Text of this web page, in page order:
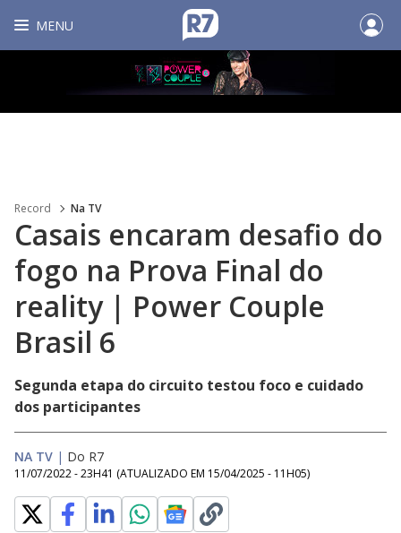
MENU
Record Na TV
Casais encaram desafio do
fogo na Prova Final do
reality | Power Couple
Brasil 6
Segunda etapa do circuito testou foco e cuidado
dos participantes
NA TV | Do R7
11/07/2022 - 23H41 (ATUALIZADO EM 15/04/2025 - 11H05)